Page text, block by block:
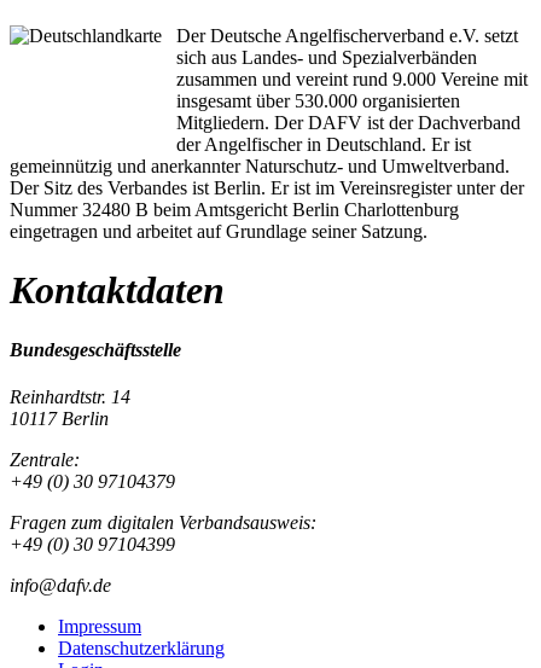
Der Deutsche Angelfischerverband e.V. setzt
sich aus Landes- und Spezialverbänden
zusammen und vereint rund 9.000 Vereine mit
insgesamt über 530.000 organisierten
Mitgliedern. Der DAFV ist der Dachverband
der Angelfischer in Deutschland. Er ist
gemeinnützig und anerkannter Naturschutz- und Umweltverband.
Der Sitz des Verbandes ist Berlin. Er ist im Vereinsregister unter der
Nummer 32480 B beim Amtsgericht Berlin Charlottenburg
eingetragen und arbeitet auf Grundlage seiner Satzung.
Kontaktdaten
Bundesgeschäftsstelle
Reinhardtstr. 14
10117 Berlin
Zentrale:
+49 (0) 30 97104379
Fragen zum digitalen Verbandsausweis:
+49 (0) 30 97104399
info@dafv.de
Impressum
Datenschutzerklärung